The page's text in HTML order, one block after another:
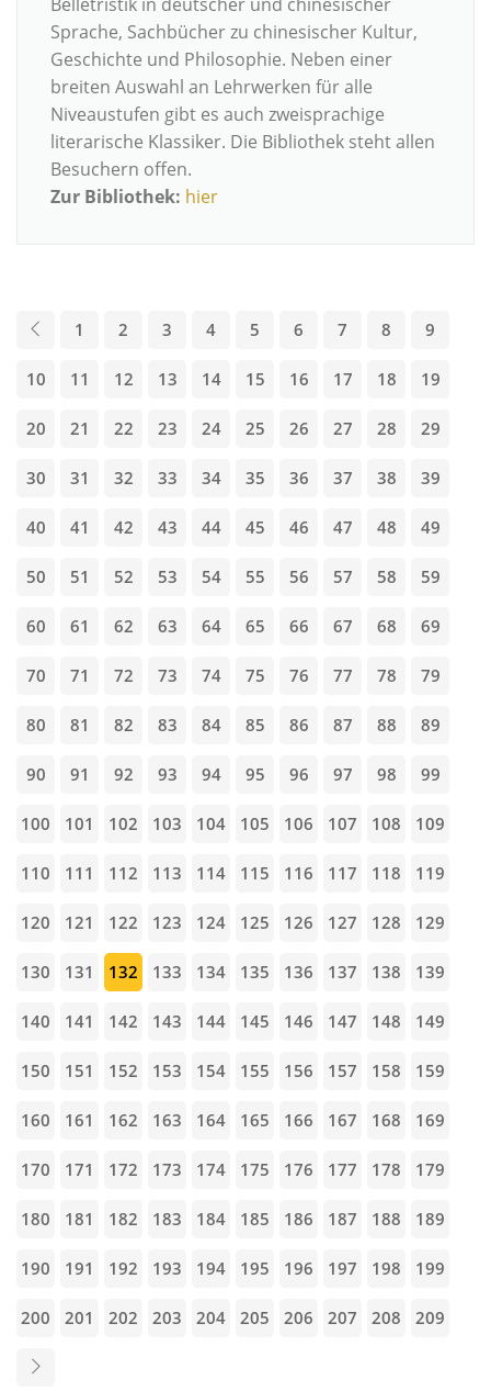
Sprache, Sachbücher zu chinesischer Kultur,
Geschichte und Philosophie. Neben einer
breiten Auswahl an Lehrwerken für alle
Niveaustufen gibt es auch zweisprachige
literarische Klassiker. Die Bibliothek steht allen
Besuchern offen.
Zur Bibliothek: hier
1 2 3 4 5 6 7 8 9
10 11 12 13 14 15 16 17 18 19
20 21 22 23 24 25 26 27 28 29
30 31 32 33 34 35 36 37 38 39
40 41 42 43 44 45 46 47 48 49
50 51 52 53 54 55 56 57 58 59
60 61 62 63 64 65 66 67 68 69
70 71 72 73 74 75 76 77 78 79
80 81 82 83 84 85 86 87 88 89
90 91 92 93 94 95 96 97 98 99
100 101 102 103 104 105 106 107 108 109
110 111 112 113 114 115 116 117 118 119
120 121 122 123 124 125 126 127 128 129
130 131 132 133 134 135 136 137 138 139
140 141 142 143 144 145 146 147 148 149
150 151 152 153 154 155 156 157 158 159
160 161 162 163 164 165 166 167 168 169
170 171 172 173 174 175 176 177 178 179
180 181 182 183 184 185 186 187 188 189
190 191 192 193 194 195 196 197 198 199
200 201 202 203 204 205 206 207 208 209